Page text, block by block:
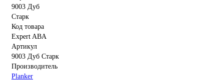
Код товара
Expert ABA
Артикул
9003 Дуб Старк
Производитель
Planker